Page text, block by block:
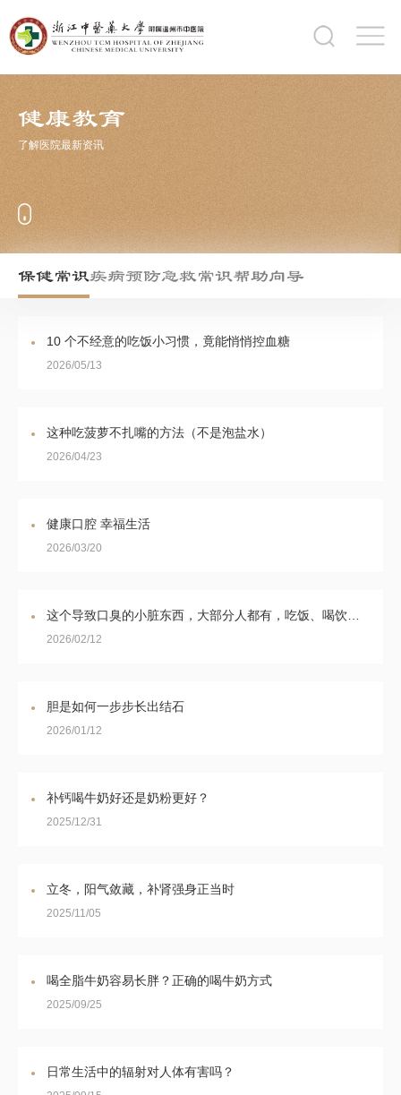
健康教育
了解医院最新资讯
保健常识疾病预防急救常识帮助向导
10 个不经意的吃饭小习惯，竟能悄悄控血糖
2026/05/13
这种吃菠萝不扎嘴的方法（不是泡盐水）
2026/04/23
健康口腔 幸福生活
2026/03/20
2026/02/12
胆是如何一步步长出结石
2026/01/12
补钙喝牛奶好还是奶粉更好？
2025/12/31
立冬，阳气敛藏，补肾强身正当时
2025/11/05
喝全脂牛奶容易长胖？正确的喝牛奶方式
2025/09/25
日常生活中的辐射对人体有害吗？